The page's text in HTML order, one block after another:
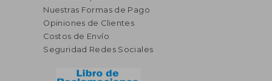
Nuestras Formas de Pago
Opiniones de Clientes
Costos de Envío
Seguridad Redes Sociales